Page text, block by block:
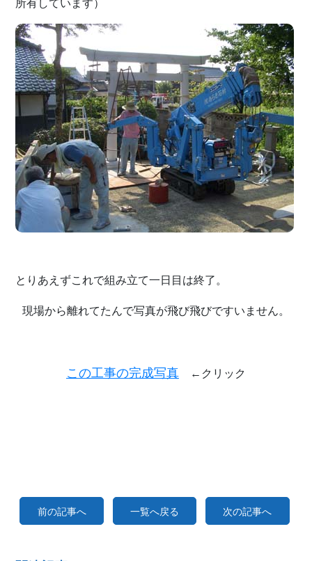
所有しています）
とりあえずこれで組み立て一日目は終了。
現場から離れてたんで写真が飛び飛びですいません。
この工事の完成写真 ←クリック
前の記事へ 一覧へ戻る 次の記事へ